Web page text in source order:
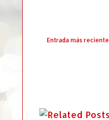
Entrada más reciente